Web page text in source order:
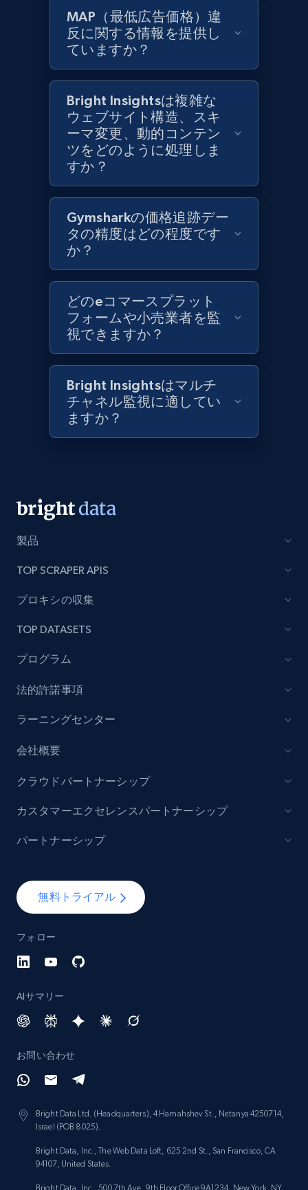
Category id, Product id, Product name, Price,
Currency, Colour code, Colour, Description, and
Zara - Products - discovery by category url
Category id, Product id, Product name, Price,
Currency, Colour code, Colour, Description, and
1.2K+ 208+ 今すぐ始める
Best Buy products
URL, Product id, Title, Images, Final price,
Currency, Discount, Initial price, and more.
Best Buy products - Collect data on
Lazada - Products
price, Currency, Stock, and more.
keyword
URL, Title, Rating, Reviews, Initial price, Final
Lazada - Products - Discover products by
category URL or brand URL
URL, Title, Rating, Reviews, Initial price, Final
Lazada - Products - Discover products by
seller URL
price, Currency, Stock, and more.
992+ 165+ 今すぐ始める
MAP（最低広告価格）違
反に関する情報を提供し
ていますか？
Bright Insightsは複雑な
ウェブサイト構造、スキ
ーマ変更、動的コンテン
ツをどのように処理しま
すか？
Gymsharkの価格追跡デー
タの精度はどの程度です
か？
どのeコマースプラット
フォームや小売業者を監
視できますか？
Bright Insightsはマルチ
チャネル監視に適してい
ますか？
製品
TOP SCRAPER APIS
プロキシの収集
TOP DATASETS
プログラム
法的許諾事項
ラーニングセンター
会社概要
無料トライアル
フォロー
AIサマリー
お問い合わせ
Bright Data Ltd. (Headquarters), 4 Hamahshev St., Netanya 4250714,
Israel (POB 8025).
Bright Data, Inc., The Web Data Loft, 625 2nd St., San Francisco, CA
94107, United States.
Bright Data, Inc., 500 7th Ave, 9th Floor Office 9A1234, New York, NY
クラウドパートナーシップ
カスタマーエクセレンスパートナーシップ
パートナーシップ